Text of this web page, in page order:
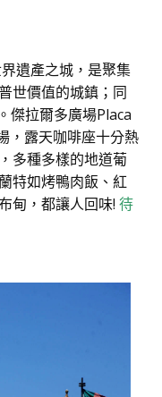
遺產之城，是聚集
世價值的城鎮；同
傑拉爾多廣場Placa
，露天咖啡座十分熱
多種多樣的地道葡
特如烤鴨肉飯、紅
甸，都讓人回味! 待